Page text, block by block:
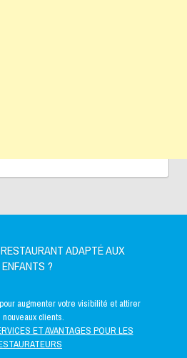
ADAPTÉ AUX
ENFANTS ?
augmenter votre visibilité et attirer
clients.
ET AVANTAGES POUR LES